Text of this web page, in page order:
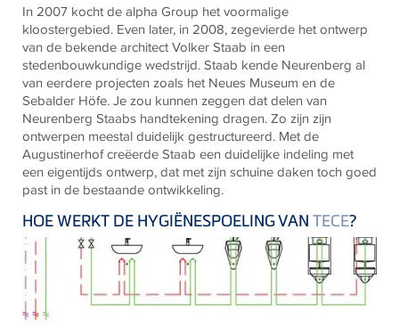
In 2007 kocht de alpha Group het voormalige
kloostergebied. Even later, in 2008, zegevierde het ontwerp
van de bekende architect Volker Staab in een
stedenbouwkundige wedstrijd. Staab kende Neurenberg al
van eerdere projecten zoals het Neues Museum en de
Sebalder Höfe. Je zou kunnen zeggen dat delen van
Neurenberg Staabs handtekening dragen. Zo zijn zijn
ontwerpen meestal duidelijk gestructureerd. Met de
Augustinerhof creëerde Staab een duidelijke indeling met
een eigentijds ontwerp, dat met zijn schuine daken toch goed
past in de bestaande ontwikkeling.
HOE WERKT DE HYGIËNESPOELING VAN TECE?